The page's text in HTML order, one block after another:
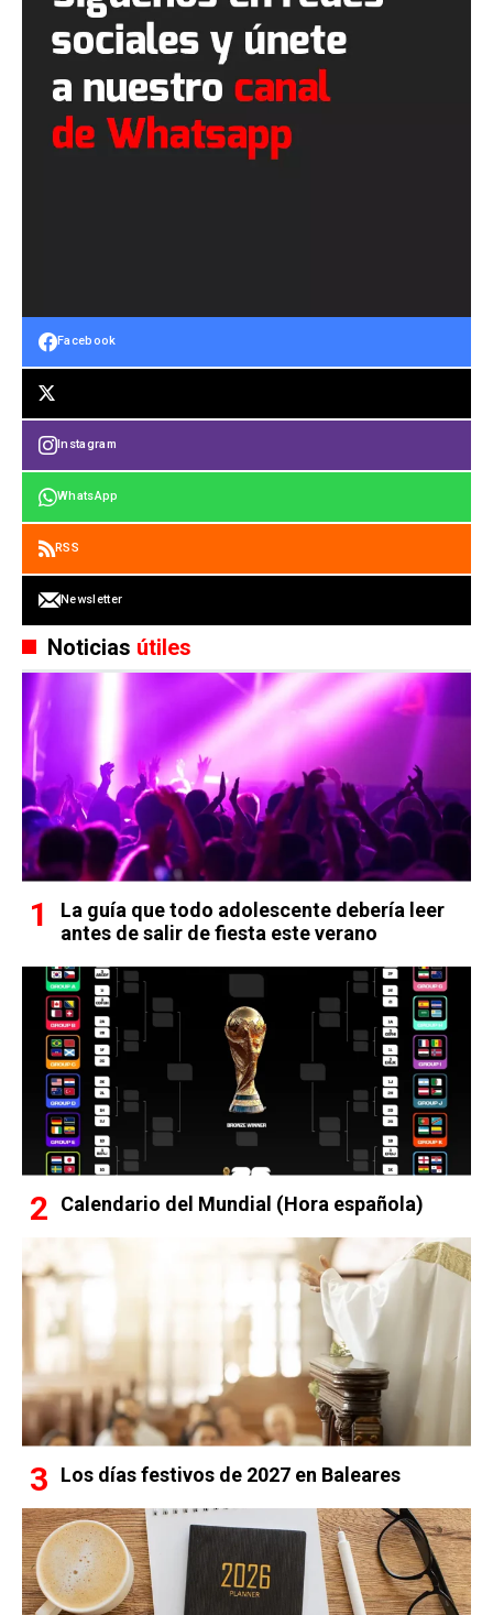
Facebook
Instagram
WhatsApp
RSS
Newsletter
Noticias útiles
La guía que todo adolescente debería leer
antes de salir de fiesta este verano
Calendario del Mundial (Hora española)
Los días festivos de 2027 en Baleares